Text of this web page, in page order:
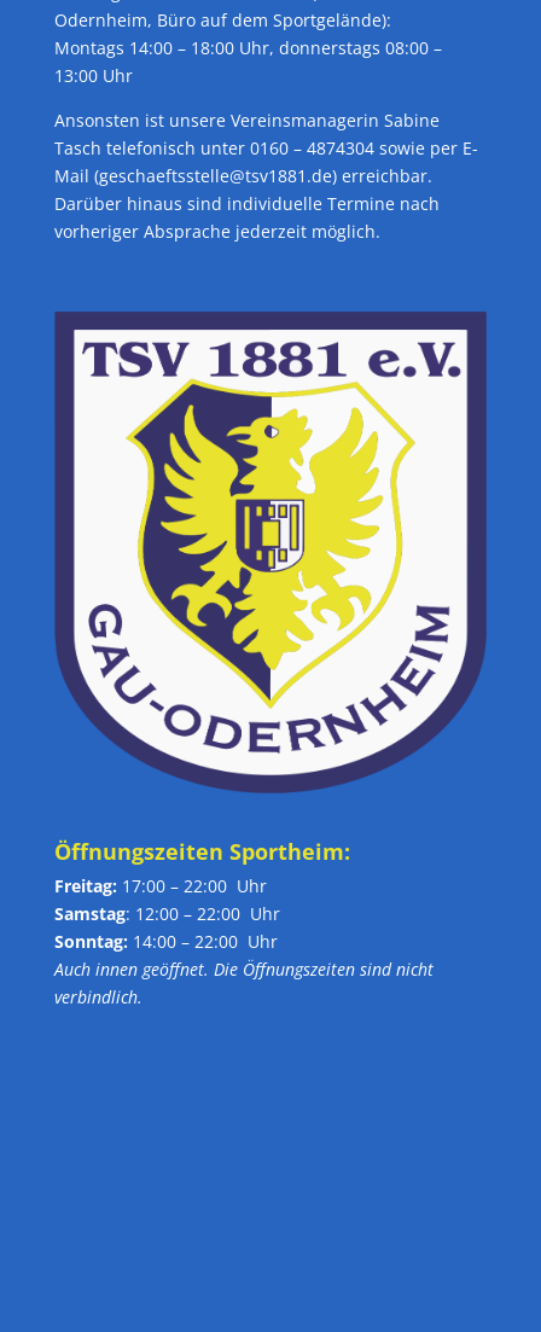
Odernheim, Büro auf dem Sportgelände):
Montags 14:00 – 18:00 Uhr, donnerstags 08:00 –
13:00 Uhr
Ansonsten ist unsere Vereinsmanagerin Sabine
Tasch telefonisch unter 0160 – 4874304 sowie per E-
Mail (geschaeftsstelle@tsv1881.de) erreichbar.
Darüber hinaus sind individuelle Termine nach
vorheriger Absprache jederzeit möglich.
Öffnungszeiten Sportheim:
Freitag: 17:00 – 22:00 Uhr
Samstag: 12:00 – 22:00 Uhr
Sonntag: 14:00 – 22:00 Uhr
Auch innen geöffnet. Die Öffnungszeiten sind nicht
verbindlich.